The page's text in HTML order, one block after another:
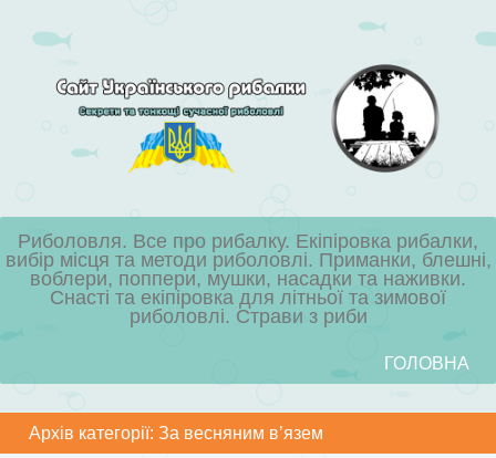
Риболовля. Все про рибалку. Екіпіровка рибалки,
вибір місця та методи риболовлі. Приманки, блешні,
воблери, поппери, мушки, насадки та наживки.
Снасті та екіпіровка для літньої та зимової
риболовлі. Страви з риби
Menu ГОЛОВНА
Архів категорії: За весняним в’язем